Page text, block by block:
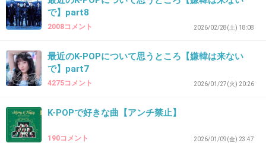
で】part8
2008コメント 2026/02/28(土) 18:08
最近のK-POPについて思うところ【嫌韓は来ない
で】part7
4275コメント 2026/01/27(火) 20:26
K-POPで好きな曲【アンチ禁止】
190コメント 2026/01/09(金) 23:47